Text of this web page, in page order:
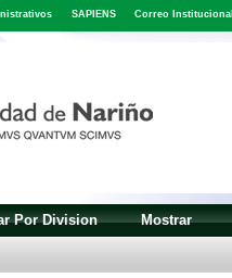
SAPIENS Correo
Por Division Mostrar